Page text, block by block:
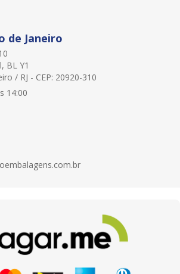
de Janeiro
BL Y1
/ RJ - CEP: 20920-310
14:00